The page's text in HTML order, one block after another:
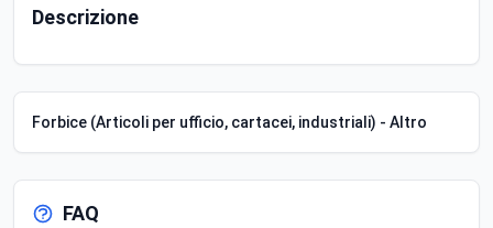
Descrizione
Forbice (Articoli per ufficio, cartacei, industriali) - Altro
FAQ